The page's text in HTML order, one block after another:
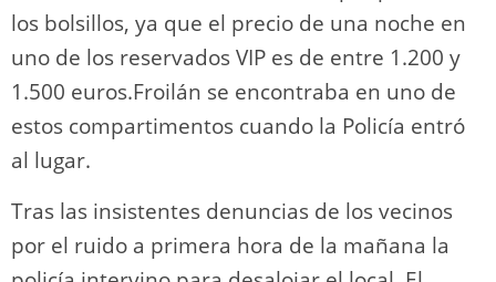
los bolsillos, ya que el precio de una noche en
uno de los reservados VIP es de entre 1.200 y
1.500 euros.Froilán se encontraba en uno de
estos compartimentos cuando la Policía entró
al lugar.
Tras las insistentes denuncias de los vecinos
por el ruido a primera hora de la mañana la